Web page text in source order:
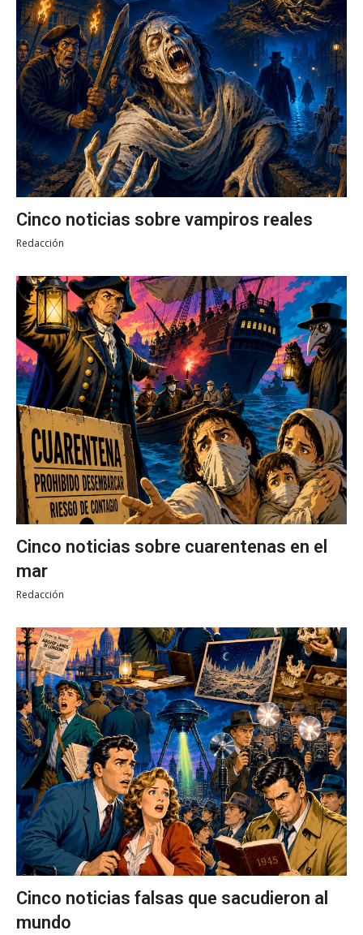
Cinco noticias sobre vampiros reales
Redacción
Cinco noticias sobre cuarentenas en el
mar
Redacción
Cinco noticias falsas que sacudieron al
mundo